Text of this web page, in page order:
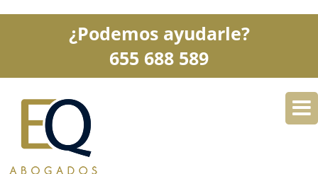
¿Podemos ayudarle?
655 688 589